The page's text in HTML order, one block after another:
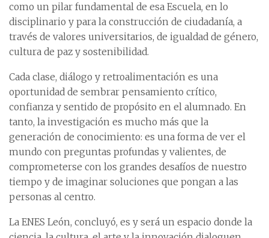
como un pilar fundamental de esa Escuela, en lo
disciplinario y para la construcción de ciudadanía, a
través de valores universitarios, de igualdad de género,
cultura de paz y sostenibilidad.
Cada clase, diálogo y retroalimentación es una
oportunidad de sembrar pensamiento crítico,
confianza y sentido de propósito en el alumnado. En
tanto, la investigación es mucho más que la
generación de conocimiento: es una forma de ver el
mundo con preguntas profundas y valientes, de
comprometerse con los grandes desafíos de nuestro
tiempo y de imaginar soluciones que pongan a las
personas al centro.
La ENES León, concluyó, es y será un espacio donde la